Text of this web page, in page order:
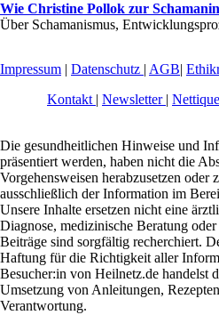
Wie Christine Pollok zur
Über Schamanismus,
Impressum | Datenschutz | AGB|
Kontakt | Newsletter |
Die gesundheitlichen Hinweise und
präsentiert werden, haben nicht die
Vorgehensweisen herabzusetzen oder
ausschließlich der Information im
Unsere Inhalte ersetzen nicht eine
Diagnose, medizinische Beratung
Beiträge sind sorgfältig recherchiert.
Haftung für die Richtigkeit aller
Besucher:in von Heilnetz.de handelst
Umsetzung von Anleitungen,
Verantwortung.